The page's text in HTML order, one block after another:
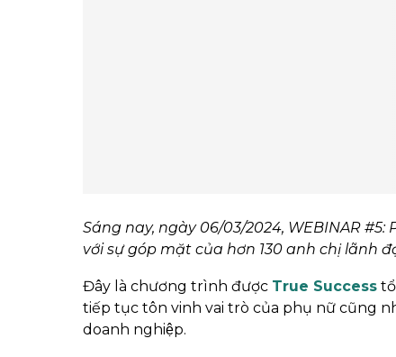
Sáng nay, ngày 06/03/2024, WEBINAR
với sự góp mặt của hơn 130 anh chị lãnh
Đây là chương trình được True Success
tiếp tục tôn vinh vai trò của phụ nữ cũng
doanh nghiệp.